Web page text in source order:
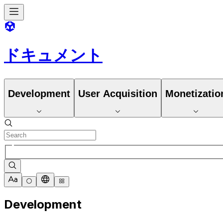
ドキュメント
Development User Acquisition
Development